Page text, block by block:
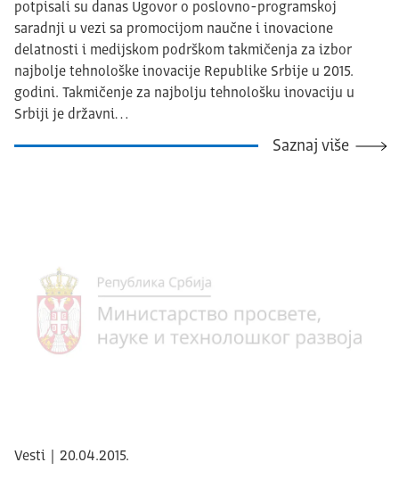
potpisali su danas Ugovor o poslovno-programskoj
saradnji u vezi sa promocijom naučne i inovacione
delatnosti i medijskom podrškom takmičenja za izbor
najbolje tehnološke inovacije Republike Srbije u 2015.
godini. Takmičenje za najbolju tehnološku inovaciju u
Srbiji je državni…
Saznaj više
Vesti | 20.04.2015.